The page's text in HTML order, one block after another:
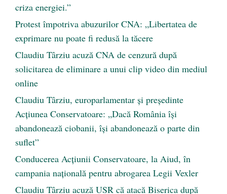
criza energiei.”
Protest împotriva abuzurilor CNA: „Libertatea de
exprimare nu poate fi redusă la tăcere
Claudiu Târziu acuză CNA de cenzură după
solicitarea de eliminare a unui clip video din mediul
online
Claudiu Târziu, europarlamentar și președinte
Acțiunea Conservatoare: „Dacă România își
abandonează ciobanii, își abandonează o parte din
suflet”
Conducerea Acțiunii Conservatoare, la Aiud, în
campania națională pentru abrogarea Legii Vexler
Claudiu Târziu acuză USR că atacă Biserica după